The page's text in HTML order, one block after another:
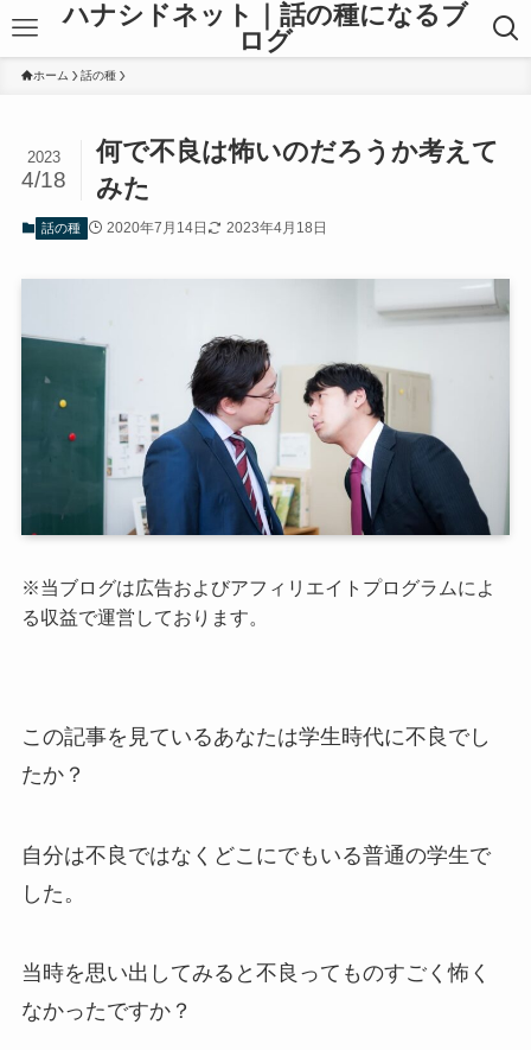
ハナシドネット｜話の種になるブ
ログ
ホーム 話の種
何で不良は怖いのだろうか考えて
みた
2023
4/18
話の種 2020年7月14日 2023年4月18日
※当ブログは広告およびアフィリエイトプログラムによ
る収益で運営しております。
この記事を見ているあなたは学生時代に不良でし
たか？
自分は不良ではなくどこにでもいる普通の学生で
した。
当時を思い出してみると不良ってものすごく怖く
なかったですか？